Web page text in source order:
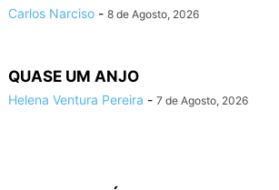
Carlos Narciso - 8 de Agosto, 2026
QUASE UM ANJO
Helena Ventura Pereira - 7 de Agosto, 2026